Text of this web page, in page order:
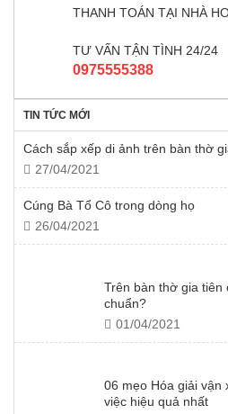
THANH TOÁN TẠI NHÀ
TƯ VẤN TẬN TÌNH 24/24
0975555388
TIN TỨC MỚI
Cách sắp xếp di ảnh trên bàn thờ
27/04/2021
Cúng Bà Tổ Cô trong dòng họ
26/04/2021
Trên bàn thờ gia
chuẩn?
01/04/2021
06 mẹo Hóa giải vận
việc hiệu quả nhất